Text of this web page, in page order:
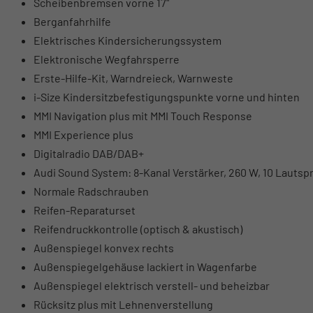
Berganfahrhilfe
Elektrisches Kindersicherungssystem
Elektronische Wegfahrsperre
Erste-Hilfe-Kit, Warndreieck, Warnweste
i-Size Kindersitzbefestigungspunkte vorne und hinten
MMI Navigation plus mit MMI Touch Response
MMI Experience plus
Digitalradio DAB/DAB+
Audi Sound System: 8-Kanal Verstärker, 260 W, 10
Normale Radschrauben
Reifen-Reparaturset
Reifendruckkontrolle (optisch & akustisch)
Außenspiegel konvex rechts
Außenspiegelgehäuse lackiert in Wagenfarbe
Außenspiegel elektrisch verstell- und beheizbar
Rücksitz plus mit Lehnenverstellung